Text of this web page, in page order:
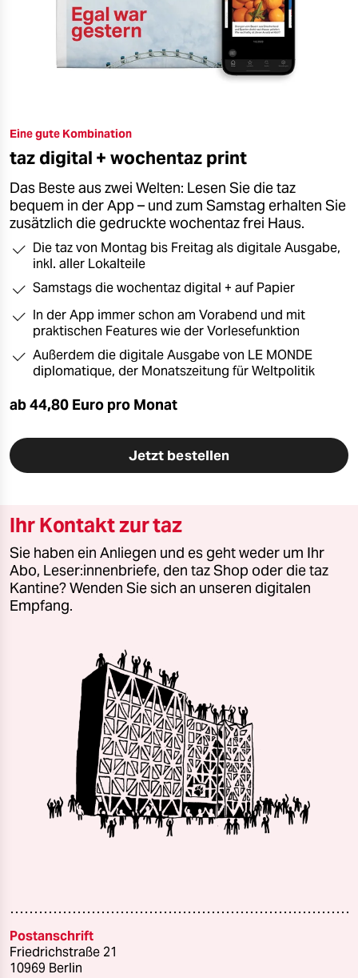
Eine gute Kombination
taz digital + wochentaz print
Das Beste aus zwei Welten: Lesen Sie die taz
bequem in der App – und zum Samstag erhalten Sie
zusätzlich die gedruckte wochentaz frei Haus.
Die taz von Montag bis Freitag als digitale Ausgabe,
inkl. aller Lokalteile
Samstags die wochentaz digital + auf Papier
In der App immer schon am Vorabend und mit
praktischen Features wie der Vorlesefunktion
Außerdem die digitale Ausgabe von LE MONDE
diplomatique, der Monatszeitung für Weltpolitik
ab 44,80 Euro pro Monat
Jetzt bestellen
Ihr Kontakt zur taz
Sie haben ein Anliegen und es geht weder um Ihr
Abo, Leser:innenbriefe, den taz Shop oder die taz
Kantine? Wenden Sie sich an unseren digitalen
Empfang.
Postanschrift
Friedrichstraße 21
10969 Berlin